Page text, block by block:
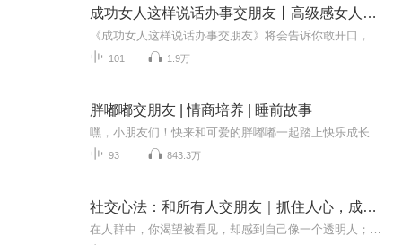
成功女人这样说话办事交朋友丨高级感女人说话之道
101 1.9万
胖嘟嘟交朋友 | 情商培养 | 睡前故事
93 843.3万
社交心法：和所有人交朋友｜抓住人心，成为社交导师！